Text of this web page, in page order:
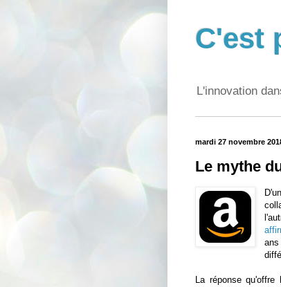
C'est
L'innovation
mardi 27 novembre
Le mythe
La réponse